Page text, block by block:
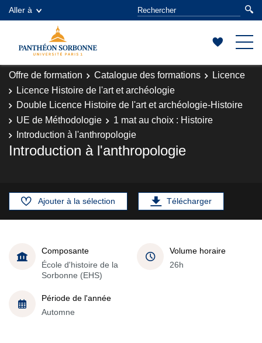
Aller à
Offre de formation Catalogue des formations
Licence
Licence Histoire de l'art et archéologie
Double Licence Histoire de l'art et archéologie-Histoire
UE de Méthodologie
1 mat au choix : Histoire
Introduction à l'anthropologie
Introduction à l'anthropologie
Ajouter à la sélection Télécharger
Composante
École d'histoire de la
Sorbonne (EHS)
Volume horaire
26h
Période de l'année
Automne